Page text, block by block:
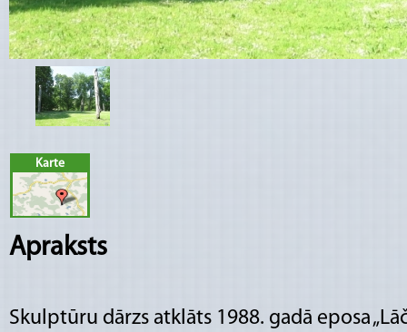
Karte
Apraksts
Skulptūru dārzs atklāts 1988. gadā eposa